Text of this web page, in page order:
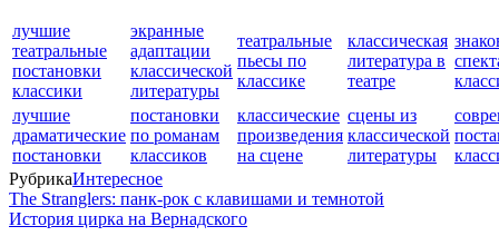
лучшие
театральные
постановки
классики
экранные
адаптации
классической
литературы
театральные
пьесы по
классике
классическая
литература в
театре
лучшие
драматические
постановки
постановки
по романам
классиков
классические
произведения
на сцене
сцены из
классической
литературы
РубрикаИнтересное
The Stranglers: панк-рок с клавишами и темнотой
История цирка на Вернадского